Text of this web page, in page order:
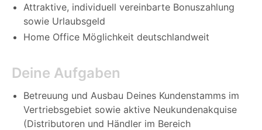
Attraktive, individuell vereinbarte Bonuszahlung
sowie Urlaubsgeld
Home Office Möglichkeit deutschlandweit
Deine Aufgaben
Betreuung und Ausbau Deines Kundenstamms im
Vertriebsgebiet sowie aktive Neukundenakquise
(Distributoren und Händler im Bereich